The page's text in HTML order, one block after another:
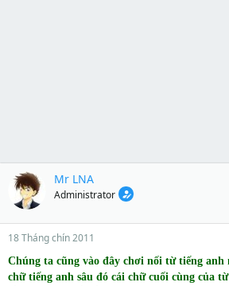
Mr LNA
Administrator
18 Tháng chín 2011
Chúng ta cũng vào đây chơi nối từ tiếng anh
chữ tiếng anh sâu đó cái chữ cuối cùng của